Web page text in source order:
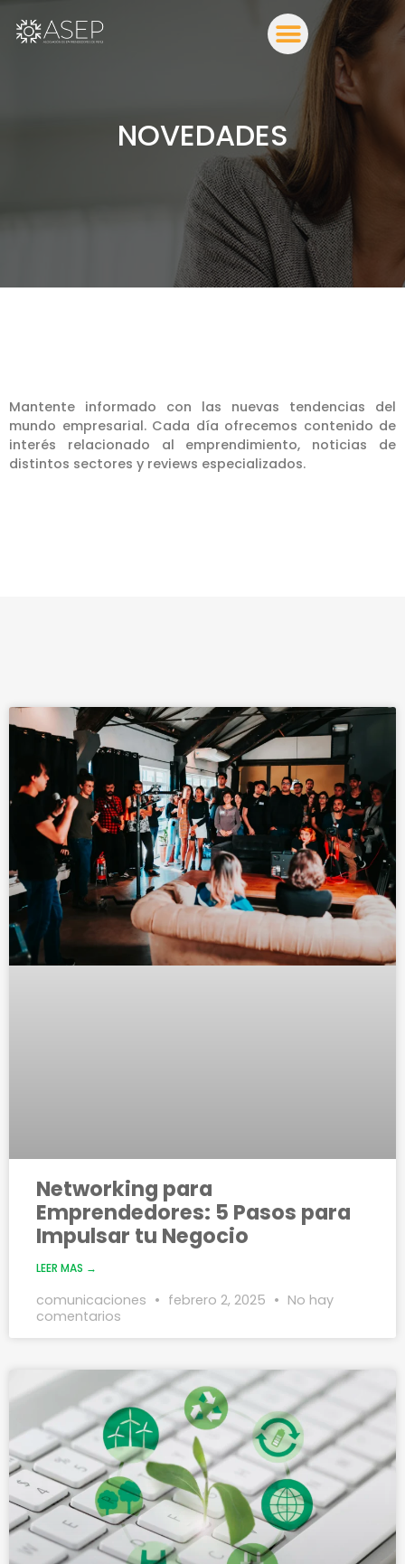
NOVEDADES
Mantente informado con las nuevas tendencias del
mundo empresarial. Cada día ofrecemos contenido de
interés relacionado al emprendimiento, noticias de
distintos sectores y reviews especializados.
Networking para
Emprendedores: 5 Pasos para
Impulsar tu Negocio
LEER MAS →
comunicaciones febrero 2, 2025
No hay
comentarios